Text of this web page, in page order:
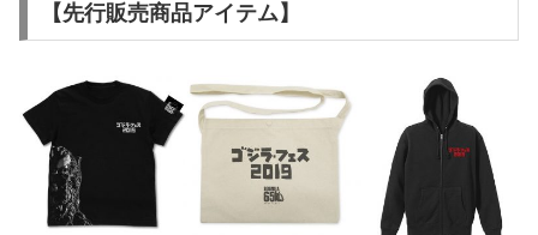
【先行販売商品アイテム】